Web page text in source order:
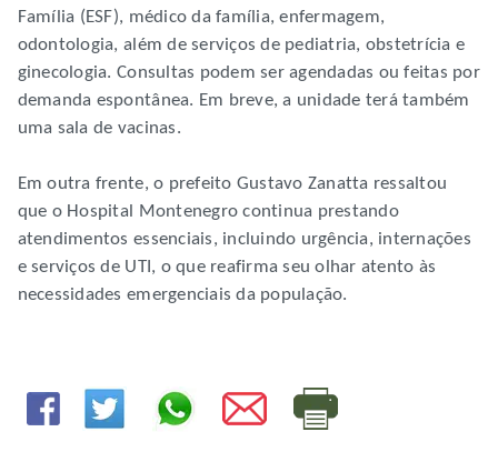
Família (ESF), médico da família, enfermagem,
odontologia, além de serviços de pediatria, obstetrícia e
ginecologia. Consultas podem ser agendadas ou feitas por
demanda espontânea. Em breve, a unidade terá também
uma sala de vacinas.
Em outra frente, o prefeito Gustavo Zanatta ressaltou
que o Hospital Montenegro continua prestando
atendimentos essenciais, incluindo urgência, internações
e serviços de UTI, o que reafirma seu olhar atento às
necessidades emergenciais da população.